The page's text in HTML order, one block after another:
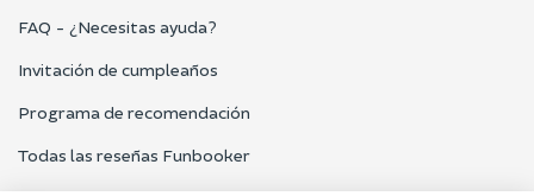
FAQ - ¿Necesitas ayuda?
Invitación de cumpleaños
Programa de recomendación
Todas las reseñas Funbooker